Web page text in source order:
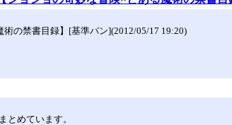
の禁書目録】[基準パン](2012/05/17 19:20)
めています。